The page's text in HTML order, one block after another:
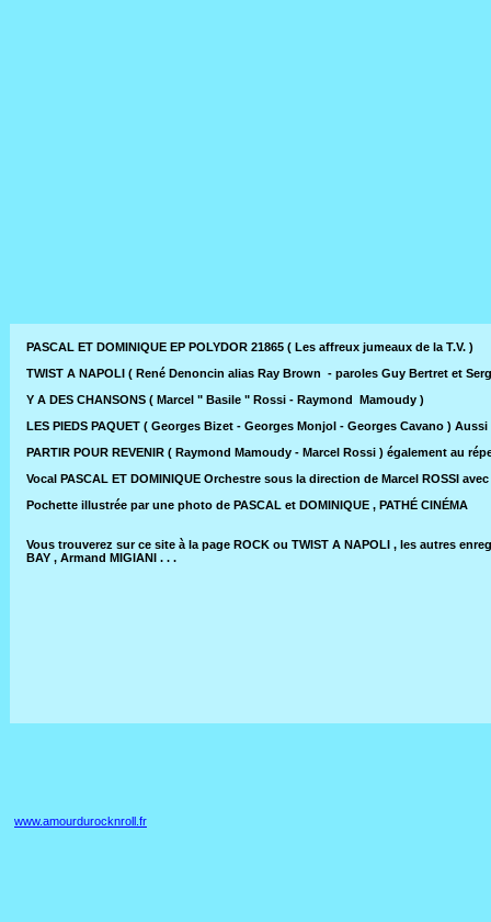
www.amourdurocknroll.fr
PASCAL ET DOMINIQUE EP POLYDOR 21865 ( Les affreux jumeaux de la T.V. )
TWIST A NAPOLI ( René Denoncin alias Ray Brown - paroles Guy Bertret et
Y A DES CHANSONS ( Marcel " Basile " Rossi - Raymond Mamoudy )
LES PIEDS PAQUET ( Georges Bizet - Georges Monjol - Georges Cavano )
PARTIR POUR REVENIR ( Raymond Mamoudy - Marcel Rossi ) également au
Vocal PASCAL ET DOMINIQUE Orchestre sous la direction de Marcel ROSSI
Pochette illustrée par une photo de PASCAL et DOMINIQUE , PATHÉ CINÉMA
Vous trouverez sur ce site à la page ROCK ou TWIST A NAPOLI , les autres
BAY , Armand MIGIANI . . .